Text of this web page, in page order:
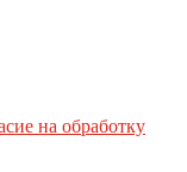
на обработку